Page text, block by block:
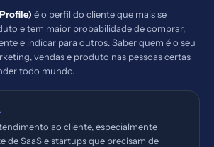
é o perfil do cliente que mais se
e tem maior probabilidade de comprar,
e indicar para outros. Saber quem é o seu
vendas e produto nas pessoas certas
todo mundo.
ao cliente, especialmente
de SaaS e startups que precisam de